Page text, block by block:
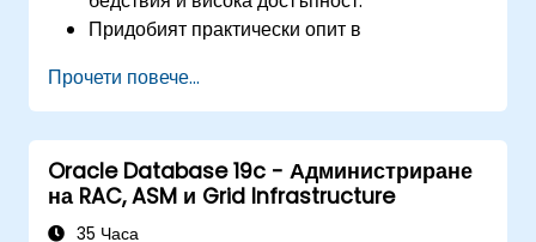
внедряване.
Придобият практически опит в
физически и логически резервни бази
данни, включително Data Guard broker.
Развият практически умения за
наблюдение, отстраняване на
неизправности и оптимизиране на Data
Guard среди за оптимална
Прочети повече...
Oracle Database 19c - Администриране
на RAC, ASM и Grid Infrastructure
35 Часа